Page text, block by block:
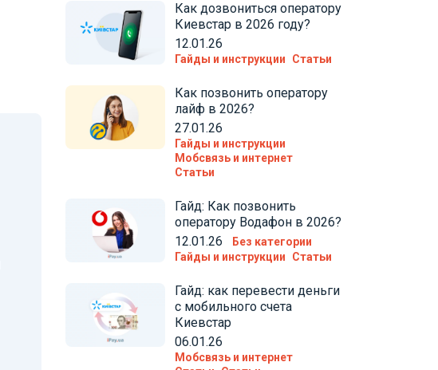
Как дозвониться оператору
Киевстар в 2026 году?
12.01.26
Гайды и инструкции Статьи
Как позвонить оператору
лайф в 2026?
27.01.26
Гайды и инструкции
Мобсвязь и интернет
Статьи
Гайд: Как позвонить
оператору Водафон в 2026?
12.01.26
Без категории
Гайды и инструкции
Статьи
Гайд: как перевести деньги
с мобильного счета
Киевстар
06.01.26
Мобсвязь и интернет